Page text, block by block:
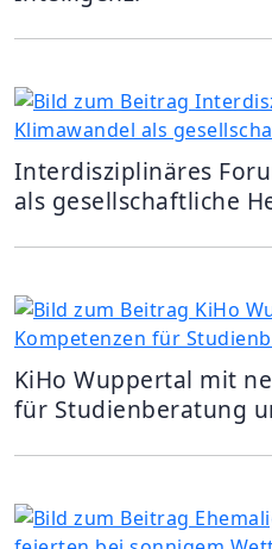
Interdisziplinäres
als gesellschaftliche
KiHo Wuppertal mit
für Studienberatung